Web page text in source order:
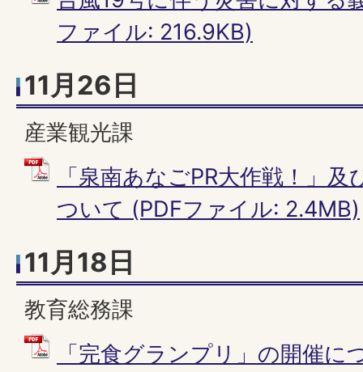
ファイル: 216.9KB)
11月26日
産業観光課
「泉南あなごPR大作戦！」
ついて (PDFファイル: 2.4MB)
11月18日
教育総務課
「完食グランプリ」の開催